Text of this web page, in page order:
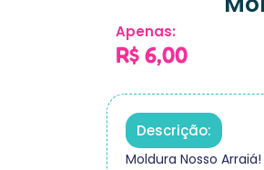
Apenas:
R$ 6,00
Descrição:
Moldura Nosso Arraiá!